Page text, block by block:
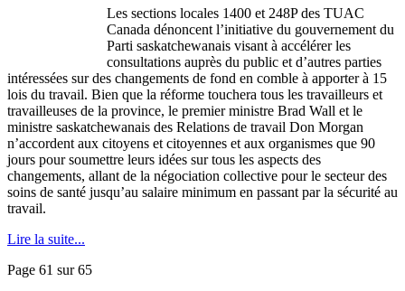
Les sections locales 1400 et 248Pdes TUAC
Canada dénoncent l’initiative du gouvernement du
Parti saskatchewanais visant à accélérerles
consultations auprès du public et d’autres parties
intéressées surdes changements de fond en comble à apporter à 15
lois du travail. Bien que la réforme touchera tous les travailleurs et
travailleuses de la province, le premierministre Brad Wall et le
ministre saskatchewanais des Relations de travail Don Morgan
n’accordent aux citoyens et citoyennes et aux organismes que 90
jours poursoumettre leurs idées sur tous les aspects des
changements, allant de la négociation collective pour le secteurdes
soins de santé jusqu’au salaire minimum en passant par la sécurité au
travail.
Lire la suite...
Page 61 sur 65